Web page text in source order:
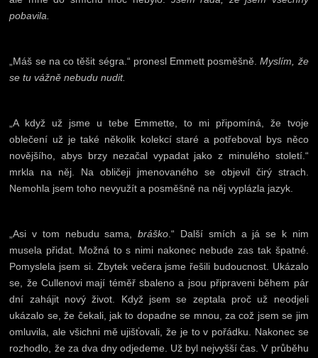
pobavila.
„Máš se na co těšit ségra.“ pronesl Emmett posměšně.Myslím, že
se tu vážně nebudu nudit.
„A když už jsme u tebe Emmette, to mi připomíná, že tvoje
oblečení už je také několik kolekcí staré a potřeboval bys něco
novějšího, abys brzy nezačal vypadat jako z minulého století.“
mrkla na něj. Na obličeji jmenovaného se objevil čirý strach.
Nemohla jsem toho nevyužít a posměšně na něj vyplázla jazyk.
„Asi v tom nebudu sama,bráško .“ Další smích a já se k nim
musela přidat. Možná to s nimi nakonec nebude zas tak špatné.
Pomyslela jsem si. Zbytek večera jsme řešili budoucnost. Ukázalo
se, že Cullenovi mají téměř sbaleno a jsou připraveni během pár
dní zahájit nový život. Když jsem se zeptala proč už neodjeli
ukázalo se, že čekali, jak to dopadne se mnou, za což jsem se jim
omluvila, ale všichni mě ujišťovali, že je to v pořádku. Nakonec se
rozhodlo, že za dva dny odjedeme. Už byl nejvyšší čas. V průběhu